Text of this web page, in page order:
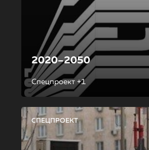
2020–2050
Спецпроект +1
СПЕЦПРОЕКТ